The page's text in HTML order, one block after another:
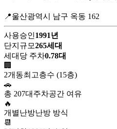
📍울산광역시 남구 옥동 162
사용승인1991년
단지규모265세대
세대당 주차0.78대
🏢
2개동최고층수 (15층)
🚗
총 207대 주차공간 여유
🔥
개별난방난방 방식
📆